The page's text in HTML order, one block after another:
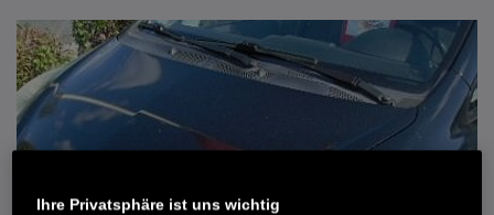
Ihre Privatsphäre ist uns wichtig